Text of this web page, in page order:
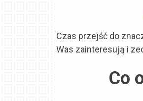
Czas przejść do
Was zainteresują i
Co